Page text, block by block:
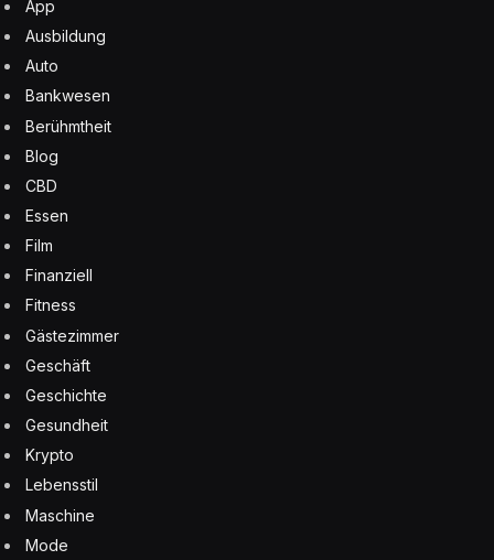
App
Ausbildung
Auto
Bankwesen
Berühmtheit
Blog
CBD
Essen
Film
Finanziell
Fitness
Gästezimmer
Geschäft
Geschichte
Gesundheit
Krypto
Lebensstil
Maschine
Mode